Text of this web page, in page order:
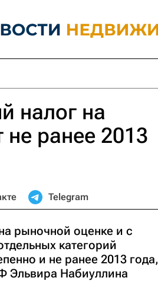
налог на
ранее 2013
Telegram
рыночной оценке и с
категорий
и не ранее 2013 года,
Эльвира Набиуллина